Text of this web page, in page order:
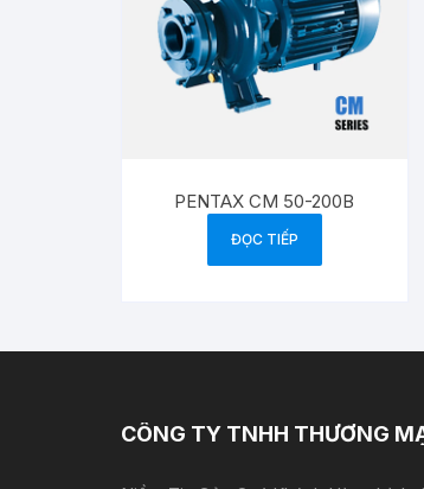
PENTAX CM 50-200B
ĐỌC TIẾP
CÔNG TY TNHH THƯƠNG